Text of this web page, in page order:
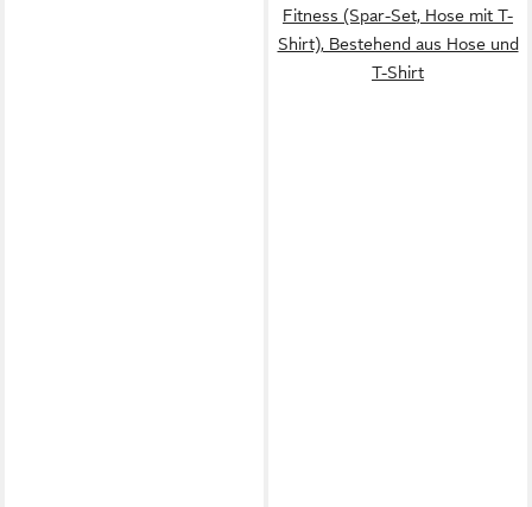
Fitness (Spar-Set, Hose mit T-
Shirt), Bestehend aus Hose und
T-Shirt